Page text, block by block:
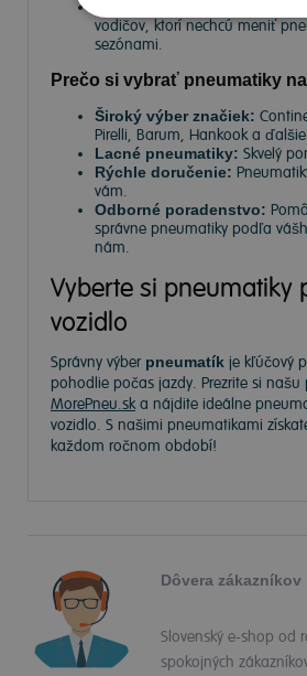
–
vodičov, ktorí nechcú meniť
sezónami.
Prečo si vybrať pneumatiky
Široký výber značiek:
Pirelli, Barum, Hankook a
Lacné pneumatiky: Skvelý
Rýchle doručenie:
vám.
Odborné poradenstvo:
správne pneumatiky podľa
nám.
Vyberte si pneumatiky
vozidlo
Správny výber pneumatík je kľúčový
pohodlie počas jazdy. Prezrite si našu
MorePneu.ska nájdite ideálne
vozidlo. S našimi pneumatikami
každom ročnom období!
Dôvera zákazníkov
Slovenský e-shop od
spokojných